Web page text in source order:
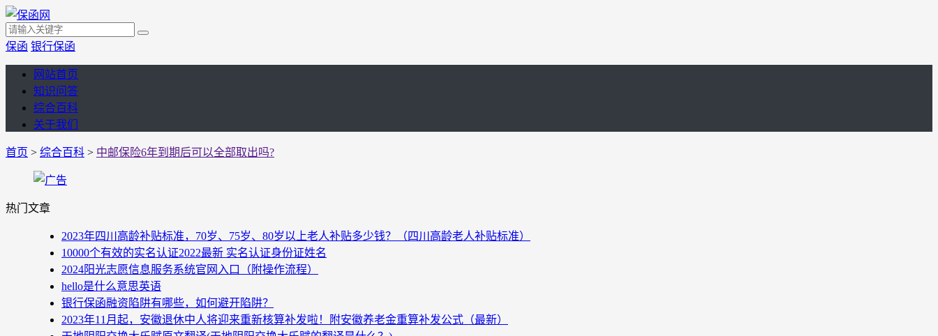
保函 银行保函
网站首页
知识问答
综合百科
关于我们
首页 > 综合百科 > 中邮保险6年到期后可以全部取出吗?
热门文章
2023年四川高龄补贴标准，70岁、75岁、80岁以上老人补贴多少钱？（四川高龄老人补贴标准）
10000个有效的实名认证2022最新 实名认证身份证姓名
2024阳光志愿信息服务系统官网入口（附操作流程）
hello是什么意思英语
银行保函融资陷阱有哪些，如何避开陷阱？
2023年11月起，安徽退休中人将迎来重新核算补发啦！附安徽养老金重算补发公式（最新）